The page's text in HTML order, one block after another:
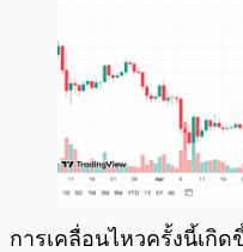
การเคลื่อนไหวครั้งนี้เกิ